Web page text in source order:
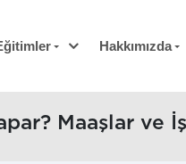
Hakkımızda
Maaşlar ve İş